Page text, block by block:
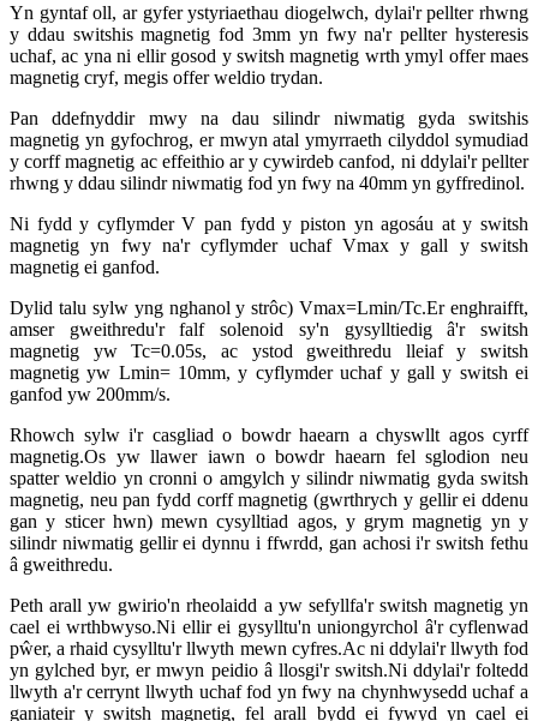
Yn gyntaf oll, ar gyfer ystyriaethau diogelwch, dylai'r pellter rhwng
y ddau switshis magnetig fod 3mm yn fwy na'r pellter hysteresis
uchaf, ac yna ni ellir gosod y switsh magnetig wrth ymyl offer maes
magnetig cryf, megis offer weldio trydan.
Pan ddefnyddir mwy na dau silindr niwmatig gyda switshis
magnetig yn gyfochrog, er mwyn atal ymyrraeth cilyddol symudiad
y corff magnetig ac effeithio ar y cywirdeb canfod, ni ddylai'r pellter
rhwng y ddau silindr niwmatig fod yn fwy na 40mm yn gyffredinol.
Ni fydd y cyflymder V pan fydd y piston yn agosáu at y switsh
magnetig yn fwy na'r cyflymder uchaf Vmax y gall y switsh
magnetig ei ganfod.
Dylid talu sylw yng nghanol y strôc) Vmax=Lmin/Tc.Er enghraifft,
amser gweithredu'r falf solenoid sy'n gysylltiedig â'r switsh
magnetig yw Tc=0.05s, ac ystod gweithredu lleiaf y switsh
magnetig yw Lmin= 10mm, y cyflymder uchaf y gall y switsh ei
ganfod yw 200mm/s.
Rhowch sylw i'r casgliad o bowdr haearn a chyswllt agos cyrff
magnetig.Os yw llawer iawn o bowdr haearn fel sglodion neu
spatter weldio yn cronni o amgylch y silindr niwmatig gyda switsh
magnetig, neu pan fydd corff magnetig (gwrthrych y gellir ei ddenu
gan y sticer hwn) mewn cysylltiad agos, y grym magnetig yn y
silindr niwmatig gellir ei dynnu i ffwrdd, gan achosi i'r switsh fethu
â gweithredu.
Peth arall yw gwirio'n rheolaidd a yw sefyllfa'r switsh magnetig yn
cael ei wrthbwyso.Ni ellir ei gysylltu'n uniongyrchol â'r cyflenwad
pŵer, a rhaid cysylltu'r llwyth mewn cyfres.Ac ni ddylai'r llwyth fod
yn gylched byr, er mwyn peidio â llosgi'r switsh.Ni ddylai'r foltedd
llwyth a'r cerrynt llwyth uchaf fod yn fwy na chynhwysedd uchaf a
ganiateir y switsh magnetig, fel arall bydd ei fywyd yn cael ei